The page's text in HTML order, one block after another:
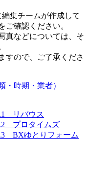
集チームが作成して
ご確認ください。
真などについては、そ
すので、ご了承くださ
・時期・業者）
リバウス
プロタイムズ
BXゆとりフォーム